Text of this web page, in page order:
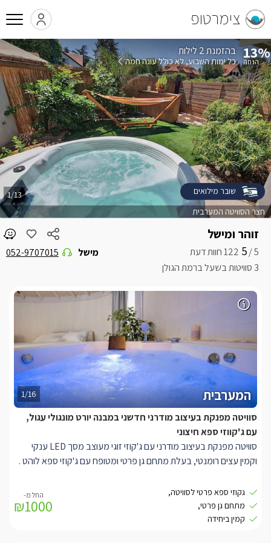
צימרטופ
זוהר ומישל
5 /
5
3 סוויטות בשעל ברמת הגולן
מישל 052-9707015
חצר הסוויטה המערבית
1/13
13% בהזמנת 2 לילות
כל ימות השבוע לא כולל עונה חמה
שובר מילואים
1/16 המערבית
סוויטה מפנקת בעיצוב מודרני חדשני במבנה יורט מונגולי עגול,
עם ג'קווזי ספא חיצוני
סוויטה מפנקת בעיצוב מודרני עם ג'קוזי זוגי מעוצב מסך LED ענקי
וקמין עצים רומנטי, בעלת מתחם גן פרטי ומטופח עם ג'קוזי ספא לוהט .
היורט מעוצב בצבעים שקטים של לבן ואפור מואר בתאורה נעימה צורת
המבנה עגולה עם תקרה גבוהה מאד כך שנוצר חלל פתוח, גדול ומרווח
בעל אנרגיה טובה ונעימה, בסוויטה יהנו האורחים ממיטה זוגית גדול
גקוזי ספא פרטי לסוויטה,
מתחם גן פרטי,
קמין ביחידה
₪1000